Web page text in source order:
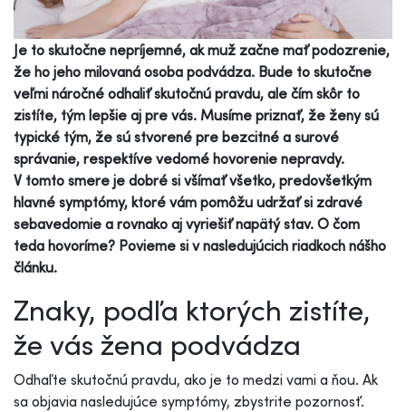
Je to skutočne nepríjemné, ak muž začne mať podozrenie,
že ho jeho milovaná osoba podvádza. Bude to skutočne
veľmi náročné odhaliť skutočnú pravdu, ale čím skôr to
zistíte, tým lepšie aj pre vás. Musíme priznať, že ženy sú
typické tým, že sú stvorené pre bezcitné a surové
správanie, respektíve vedomé hovorenie nepravdy.
V tomto smere je dobré si všímať všetko, predovšetkým
hlavné symptómy, ktoré vám pomôžu udržať si zdravé
sebavedomie a rovnako aj vyriešiť napätý stav. O čom
teda hovoríme? Povieme si v nasledujúcich riadkoch nášho
článku.
Znaky, podľa ktorých zistíte,
že vás žena podvádza
Odhaľte skutočnú pravdu, ako je to medzi vami a ňou. Ak
sa objavia nasledujúce symptómy, zbystrite pozornosť.